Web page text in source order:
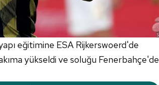
eğitimine ESA Rijkerswoerd'de
yükseldi ve soluğu Fenerbahçe'de